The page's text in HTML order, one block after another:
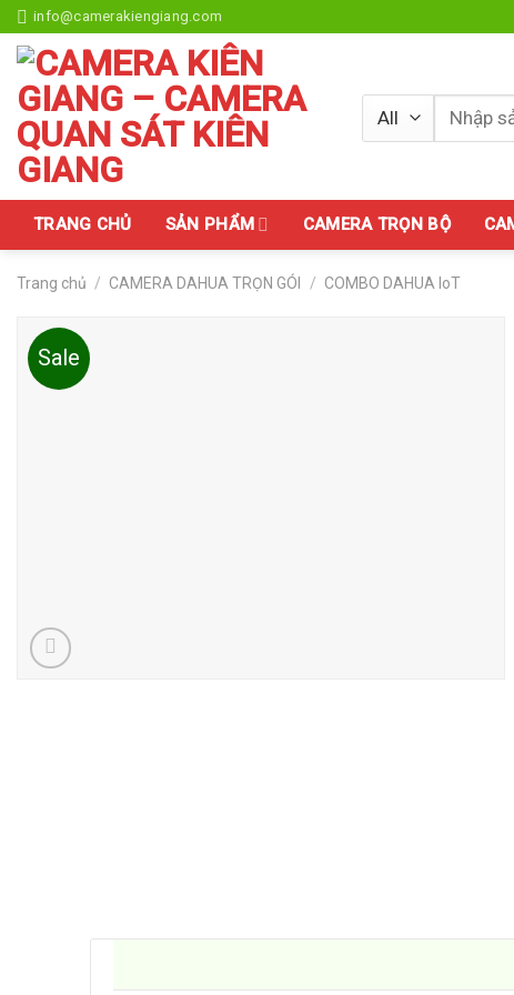
Skip
to
content
info@camerakiengiang.com
Tìm
kiếm:
TRANG CHỦ SẢN PHẨM CAMERA TRỌN BỘ
Trang chủ / CAMERA DAHUA TRỌN GÓI / COMBO DAHUA IoT
Sale